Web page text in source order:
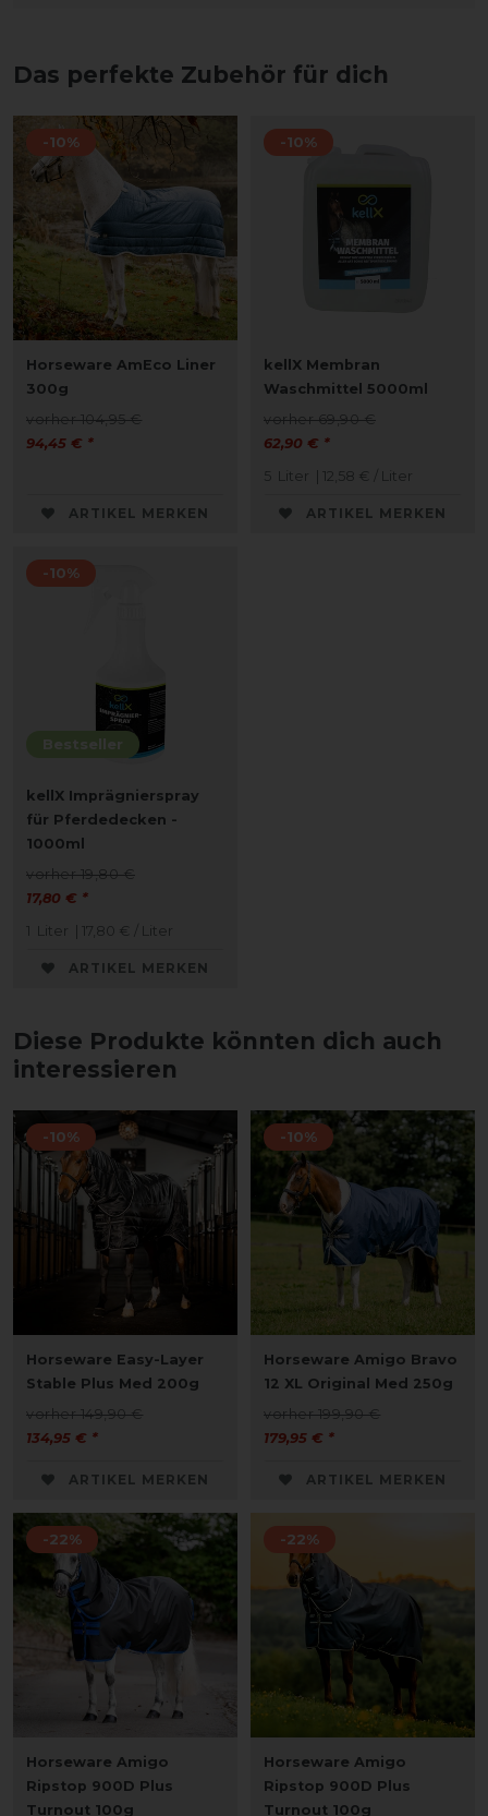
Das perfekte Zubehör für dich
-10%
Horseware AmEco Liner
300g
vorher 104,95 €
94,45 € *
ARTIKEL MERKEN
-10%
kellX Membran
Waschmittel 5000ml
vorher 69,90 €
62,90 € *
5 Liter | 12,58 € / Liter
ARTIKEL MERKEN
Bestseller
-10%
kellX Imprägnierspray
für Pferdedecken -
1000ml
vorher 19,80 €
17,80 € *
1 Liter | 17,80 € / Liter
ARTIKEL MERKEN
Diese Produkte könnten dich auch
interessieren
-10%
Horseware Easy-Layer
Stable Plus Med 200g
vorher 149,90 €
134,95 € *
ARTIKEL MERKEN
-10%
Horseware Amigo Bravo
12 XL Original Med 250g
vorher 199,90 €
179,95 € *
ARTIKEL MERKEN
-22%
Horseware Amigo
Ripstop 900D Plus
Turnout 100g
-22%
Horseware Amigo
Ripstop 900D Plus
Turnout 100g